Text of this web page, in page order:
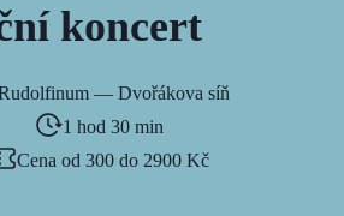
koncert
— Dvořákova síň
1 hod 30 min
Cena od 300 do 2900 Kč